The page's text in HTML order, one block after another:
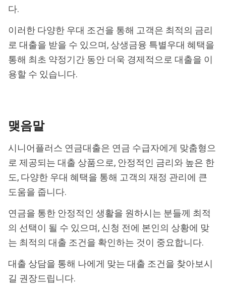
다.
이러한 다양한 우대 조건을 통해 고객은 최적의 금리
로 대출을 받을 수 있으며, 상생금융 특별우대 혜택을
통해 최초 약정기간 동안 더욱 경제적으로 대출을 이
용할 수 있습니다.
맺음말
시니어플러스 연금대출은 연금 수급자에게 맞춤형으
로 제공되는 대출 상품으로, 안정적인 금리와 높은 한
도, 다양한 우대 혜택을 통해 고객의 재정 관리에 큰
도움을 줍니다.
연금을 통한 안정적인 생활을 원하시는 분들께 최적
의 선택이 될 수 있으며, 신청 전에 본인의 상황에 맞
는 최적의 대출 조건을 확인하는 것이 중요합니다.
대출 상담을 통해 나에게 맞는 대출 조건을 찾아보시
길 권장드립니다.